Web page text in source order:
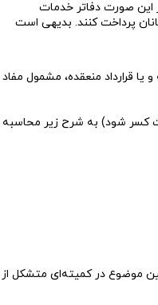
این‌ صورت دفاتر خدمات
و الباقی هزینه اقامت یک شب به ازاء تعداد اتاق‌های درخواستی را ۴۸ ساعت قبل از ورود مهمانان پرداخت کنند. بدیهی است
قرارداد منعقده، مشمول مفاد
کسر شود) به شرح زیر محاسبه
موضوع در کمیته‌ای متشکل از